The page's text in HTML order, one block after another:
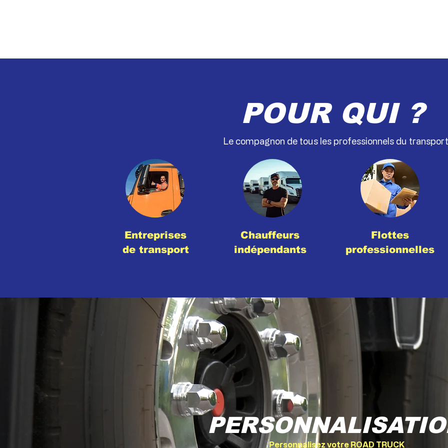
POUR QUI ?
Le compagnon de tous les professionnels du transport
Entreprises
de transport
Chauffeurs
indépendants
Flottes
professionnelles
Personnalisez votre ROAD TRUCK